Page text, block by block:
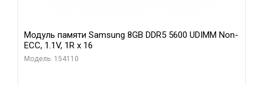
Модуль памяти Samsung 8GB DDR5 5600 UDIMM Non-
ECC, 1.1V, 1R x 16
Модель: 154110